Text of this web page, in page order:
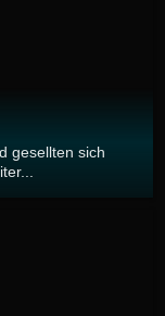
gesellten sich